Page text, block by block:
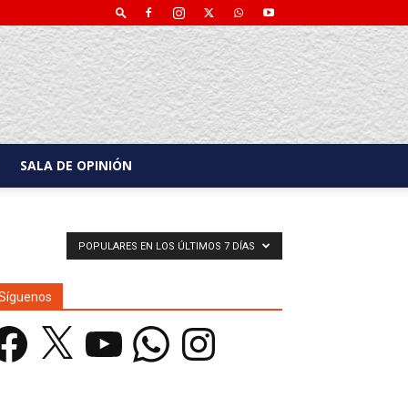
SALA DE OPINIÓN
POPULARES EN LOS ÚLTIMOS 7 DÍAS
YouTube WhatsAppInstagram